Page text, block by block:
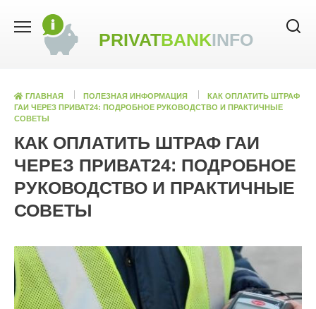
PRIVATBANKINFO
ГЛАВНАЯ ПОЛЕЗНАЯ ИНФОРМАЦИЯ
КАК ОПЛАТИТЬ ШТРАФ
ГАИ ЧЕРЕЗ ПРИВАТ24: ПОДРОБНОЕ РУКОВОДСТВО И ПРАКТИЧНЫЕ
СОВЕТЫ
КАК ОПЛАТИТЬ ШТРАФ ГАИ
ЧЕРЕЗ ПРИВАТ24: ПОДРОБНОЕ
РУКОВОДСТВО И ПРАКТИЧНЫЕ
СОВЕТЫ